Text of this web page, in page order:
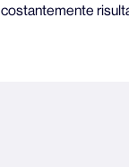
costantemente